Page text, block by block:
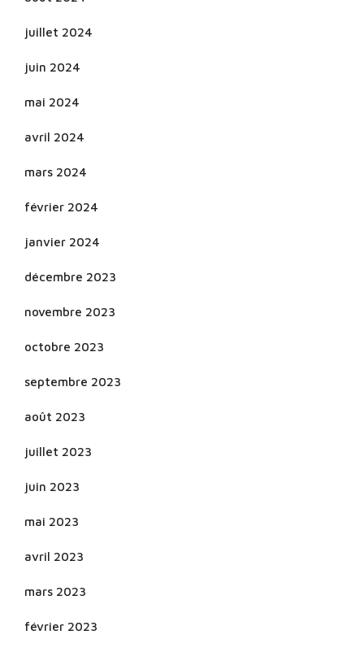
juillet 2024
juin 2024
mai 2024
avril 2024
mars 2024
février 2024
janvier 2024
décembre 2023
novembre 2023
octobre 2023
septembre 2023
août 2023
juillet 2023
juin 2023
mai 2023
avril 2023
mars 2023
février 2023